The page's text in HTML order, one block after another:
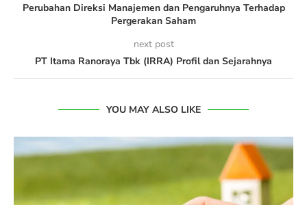
Perubahan Direksi Manajemen dan Pengaruhnya Terhadap
Pergerakan Saham
next post
PT Itama Ranoraya Tbk (IRRA) Profil dan Sejarahnya
YOU MAY ALSO LIKE